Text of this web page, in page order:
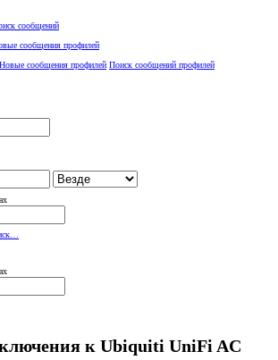
сообщений
сообщения профилей
Новые сообщения профилей Поиск сообщений профилей
к Ubiquiti UniFi AC